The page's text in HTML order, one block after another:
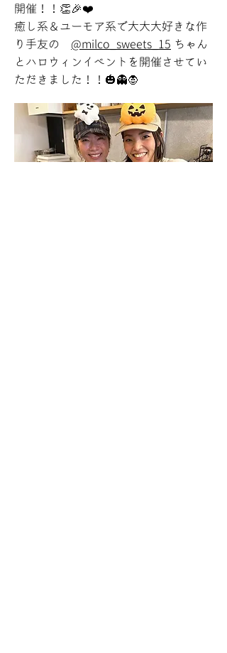
開催！！👏🎉❤️
癒し系＆ユーモア系で大大大好きな作
り手友の @milco_sweets_15 ちゃん
とハロウィンイベントを開催させてい
ただきました！！🎃👻🧛